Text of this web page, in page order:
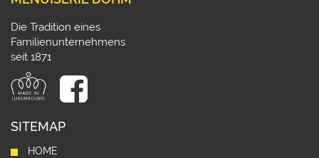
Die Tradition eines
Familienunternehmens
seit 1871
SITEMAP
HOME